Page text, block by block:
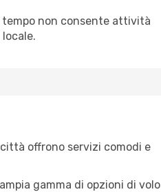
tempo non consente attività
offrono servizi comodi e
gamma di opzioni di volo